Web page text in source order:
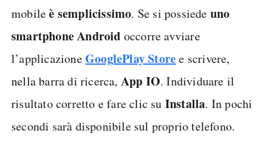
mobileè semplicissimo. Se si possiede uno
smartphone Android occorre avviare
l’applicazioneGooglePlay Storee scrivere,
nella barra di ricerca, App IO. Individuare il
risultato corretto e fare clic su Installa. In pochi
secondi sarà disponibile sul proprio telefono.